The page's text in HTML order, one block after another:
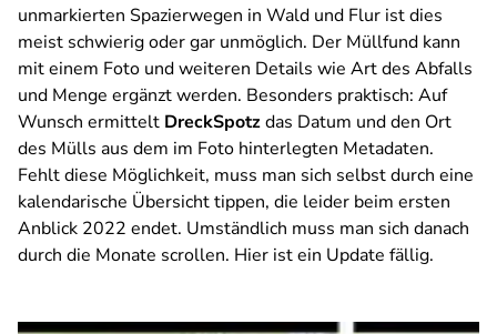
unmarkierten Spazierwegen in Wald und Flur ist dies
meist schwierig oder gar unmöglich. Der Müllfund kann
mit einem Foto und weiteren Details wie Art des Abfalls
und Menge ergänzt werden. Besonders praktisch: Auf
Wunsch ermittelt DreckSpotzdas Datum und den Ort
des Mülls aus dem im Foto hinterlegten Metadaten.
Fehlt diese Möglichkeit, muss man sich selbst durch eine
kalendarische Übersicht tippen, die leider beim ersten
Anblick 2022 endet. Umständlich muss man sich danach
durch die Monate scrollen. Hier ist ein Update fällig.